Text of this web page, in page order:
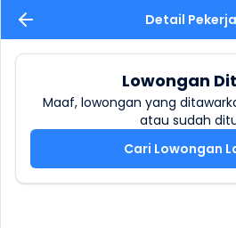
Detail
Lowongan
Maaf, lowongan yang
atau sudah
Cari Lowongan